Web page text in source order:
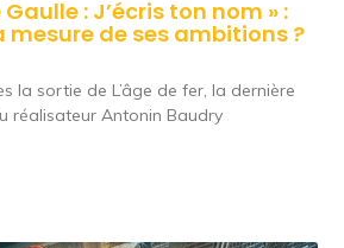
: J’écris ton nom » :
de ses ambitions ?
la sortie de L’âge de fer, la dernière
réalisateur Antonin Baudry